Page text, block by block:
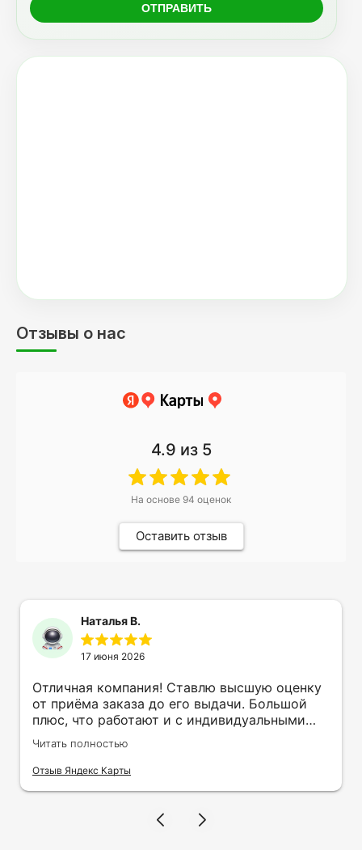
Отзывы о нас
4.9 из 5
На основе 94 оценок
Оставить отзыв
Наталья В.
17 июня 2026
Отличная компания! Ставлю высшую оценку
от приёма заказа до его выдачи. Большой
плюс, что работают и с индивидуальными
заказами. Нелбходимо было нанести принт
на кружку в подарок. Заказ был исполнен
оперативно и ооочень красиво, даже не
терпеливость, отвечала на все мои вопросы.
Читать полностью
Отзыв Яндекс Карты